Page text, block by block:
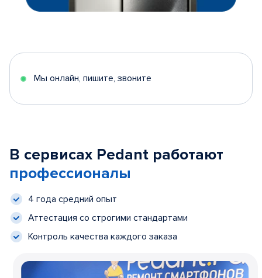
Мы онлайн, пишите, звоните
В сервисах Pedant работают
профессионалы
4 года средний опыт
Аттестация со строгими стандартами
Контроль качества каждого заказа